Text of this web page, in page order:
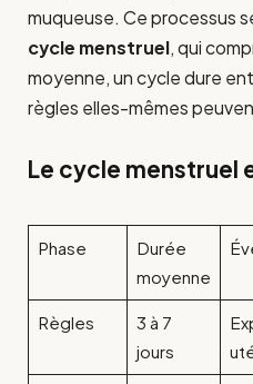
muqueuse. Ce processus
cycle menstruel, qui
moyenne, un cycle dure
règles elles-mêmes
Le cycle menstruel
Phase
Durée
moyenne
Règles
3 à 7
jours